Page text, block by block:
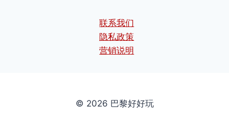
联系我们
隐私政策
营销说明
© 2026 巴黎好好玩